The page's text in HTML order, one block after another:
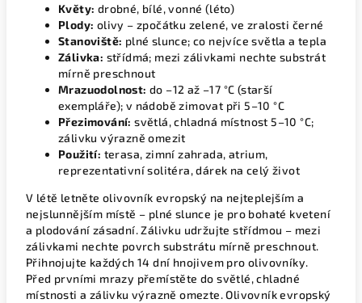
Květy: drobné, bílé, vonné (léto)
Plody: olivy – zpočátku zelené, ve zralosti černé
Stanoviště: plné slunce; co nejvíce světla a tepla
Zálivka: střídmá; mezi zálivkami nechte substrát
mírně preschnout
Mrazuodolnost: do –12 až –17 °C (starší
exempláře); v nádobě zimovat při 5–10 °C
Přezimování: světlá, chladná místnost 5–10 °C;
zálivku výrazně omezit
Použití: terasa, zimní zahrada, atrium,
reprezentativní solitéra, dárek na celý život
V létě letněte olivovník evropský na nejteplejším a
nejslunnějším místě – plné slunce je pro bohaté kvetení
a plodování zásadní. Zálivku udržujte střídmou – mezi
zálivkami nechte povrch substrátu mírně preschnout.
Přihnojujte každých 14 dní hnojivem pro olivovníky.
Před prvními mrazy přemístěte do světlé, chladné
místnosti a zálivku výrazně omezte. Olivovník evropský